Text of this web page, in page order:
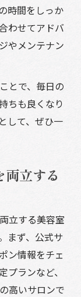
時間をしっか
わせてアドバ
やメンテナン
とで、毎日の
ちも良くなり
して、ぜひ一
立する
立する美容室
まず、公式サ
ン情報をチェ
プランなど、
高いサロンで